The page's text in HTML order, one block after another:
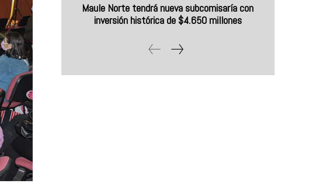
Maule Norte tendrá nueva subcomisaría con
inversión histórica de $4.650 millones